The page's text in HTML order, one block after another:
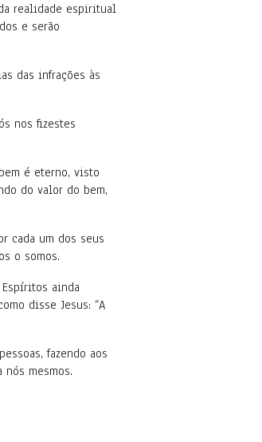
realidade espiritual
e serão
das infrações às
nos fizestes
é eterno, visto
do valor do bem,
cada um dos seus
o somos.
ainda
disse Jesus: “A
fazendo aos
mesmos.